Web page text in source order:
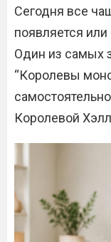
Сегодня все
появляется
Один из самых
“Королевы
Королевой